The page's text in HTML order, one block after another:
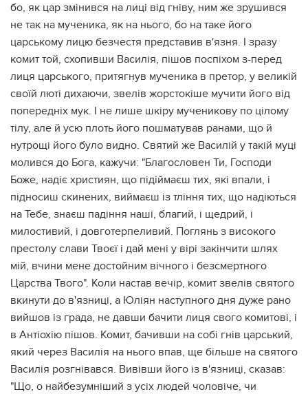
бо, як цар змінився на лиці від гніву, ним же зрушився
не так на мученика, як на нього, бо на таке його
царському лицю безчестя представив в'язня. І зразу
комит той, схопивши Василія, пішов поспіхом з-перед
лиця царського, притягнув мученика в претор, у великій
своїй люті дихаючи, звелів жорстокіше мучити його від
попередніх мук. І не лише шкіру мученикову по цілому
тілу, але й усю плоть його пошматував ранами, що й
нутрощі його було видно. Святий же Василій у такій муці
молився до Бога, кажучи: "Благословен Ти, Господи
Боже, надіє християн, що підіймаєш тих, які впали, і
підносиш скинених, виймаєш із тління тих, що надіються
на Тебе, знаєш падіння наші, благий, і щедрий, і
милостивий, і довготерпеливий. Поглянь з високого
престолу слави Твоєї і дай мені у вірі закінчити шлях
мій, вчини мене достойним вічного і безсмертного
Царства Твого". Коли настав вечір, комит звелів святого
вкинути до в'язниці, а Юліян наступного дня дуже рано
вийшов із града, не давши бачити лиця свого комитові, і
в Антіохію пішов. Комит, бачивши на собі гнів царський,
який через Василія на нього впав, ще більше на святого
Василія розгнівався. Вивівши його із в'язниці, сказав:
"Що, о найбезумніший з усіх людей чоловіче, чи